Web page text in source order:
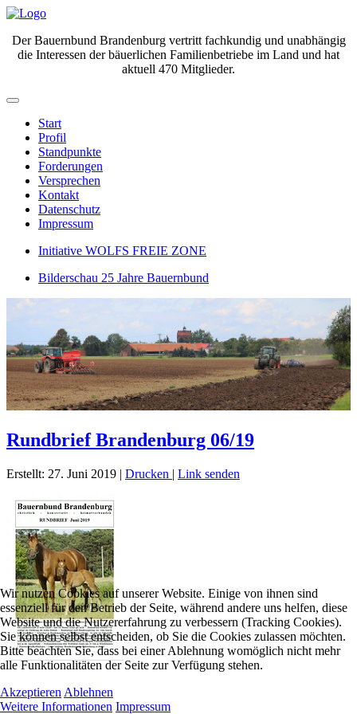
Der Bauernbund Brandenburg vertritt fachkundig und unabhängig
die Interessen der bäuerlichen Familienbetriebe im Land und hat
aktuell 470 Mitglieder.
Start
Profil
Standpunkte
Forderungen
Versprechen
Kontakt
Datenschutz
Impressum
Initiative WOLFS FREIE ZONE
Bilderschau 25 Jahre Bauernbund
Rundbrief Brandenburg 06/19
Erstellt: 27. Juni 2019 | Drucken | Link senden
Wir nutzen Cookies auf unserer Website. Einige von ihnen sind
essenziell für den Betrieb der Seite, während andere uns helfen, diese
Website und die Nutzererfahrung zu verbessern (Tracking Cookies).
Sie können selbst entscheiden, ob Sie die Cookies zulassen möchten.
Bitte beachten Sie, dass bei einer Ablehnung womöglich nicht mehr
alle Funktionalitäten der Seite zur Verfügung stehen.
Akzeptieren Ablehnen
Weitere Informationen Impressum